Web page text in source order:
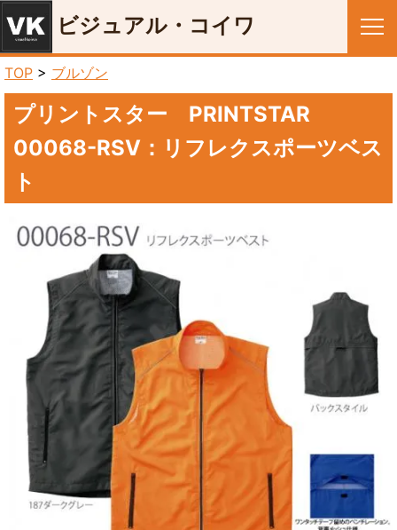
ビジュアル・コイワ
TOP > ブルゾン
プリントスター PRINTSTAR
00068-RSV：リフレクスポーツベス
ト